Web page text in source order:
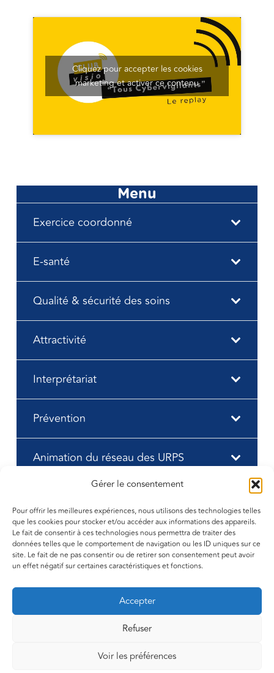
Gérer le consentement
Pour offrir les meilleures expériences, nous utilisons des technologies telles
que les cookies pour stocker et/ou accéder aux informations des appareils.
Le fait de consentir à ces technologies nous permettra de traiter des
données telles que le comportement de navigation ou les ID uniques sur ce
site. Le fait de ne pas consentir ou de retirer son consentement peut avoir
un effet négatif sur certaines caractéristiques et fonctions.
Accepter
Refuser
Voir les préférences
Cliquez pour accepter les cookies
marketing et activer ce contenu
Menu
Exercice coordonné
E-santé
Qualité & sécurité des soins
Attractivité
Interprétariat
Prévention
Animation du réseau des URPS
Une question ? Un projet ?
Prenez contact avec nos
équipes !